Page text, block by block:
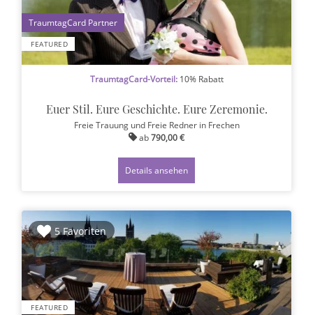
FEATURED
1
TraumtagCard-Vorteil:10% Rabatt
Euer Stil. Eure Geschichte. Eure Zeremonie.
Freie Trauung und Freie Redner in Frechen
ab790,00 €
Details ansehen
5 Favoriten
FEATURED